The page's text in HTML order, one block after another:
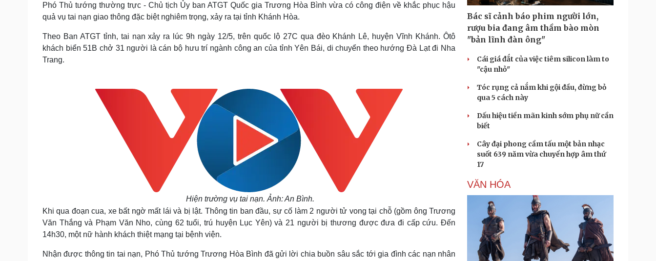
Hậu trường
Sức khỏe
Dinh dưỡng - món ngon
Cây thuốc
Nhi khoa
Phòng mạch online
Ăn sạch sống khỏe
Đời sống
Nhà đẹp
Blog
Văn hóa
Sân khấu - Điện ảnh
Văn học
Âm nhạc
Nghệ sĩ
Thời trang
Sao Việt
Tư vấn
Săn Tour
Podcast
Đọc truyện đêm khuya
Cửa sổ tình yêu
Kể chuyện cho bé
Phó Thủ tướng thường trực - Chủ tịch Ủy ban ATGT Quốc gia Trương Hòa Bình vừa có công điện về khắc phục hậu
quả vụ tai nạn giao thông đặc biệt nghiêm trọng, xảy ra tại tỉnh Khánh Hòa.
Theo Ban ATGT tỉnh, tai nạn xảy ra lúc 9h ngày 12/5, trên quốc lộ 27C qua đèo Khánh Lê, huyện Vĩnh Khánh. Ôtô
khách biển 51B chở 31 người là cán bộ hưu trí ngành công an của tỉnh Yên Bái, di chuyển theo hướng Đà Lạt đi Nha
Trang.
Hiện trường vụ tai nạn. Ảnh: An Bình.
Khi qua đoạn cua, xe bất ngờ mất lái và bị lật. Thông tin ban đầu, sự cố làm 2 người tử vong tại chỗ (gồm ông Trương
Văn Thắng và Phạm Văn Nho, cùng 62 tuổi, trú huyện Lục Yên) và 21 người bị thương được đưa đi cấp cứu. Đến
14h30, một nữ hành khách thiệt mạng tại bệnh viện.
Nhận được thông tin tai nạn, Phó Thủ tướng Trương Hòa Bình đã gửi lời chia buồn sâu sắc tới gia đình các nạn nhân
Bác sĩ cảnh báo phim người lớn,
rượu bia đang âm thầm bào mòn
"bản lĩnh đàn ông"
Cái giá đắt của việc tiêm silicon làm to
"cậu nhỏ"
Tóc rụng cả nắm khi gội đầu, đừng bỏ
qua 5 cách này
Dấu hiệu tiền mãn kinh sớm phụ nữ cần
biết
Cây đại phong cầm tấu một bản nhạc
suốt 639 năm vừa chuyển hợp âm thứ
17
VĂN HÓA